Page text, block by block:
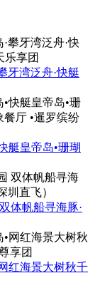
牙湾泛舟·快艇
艇皇帝岛•珊瑚
体帆船寻海豚·
红海景大树秋千